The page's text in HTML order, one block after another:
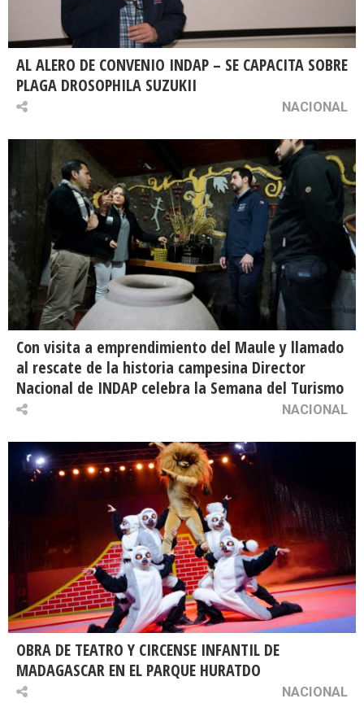
AL ALERO DE CONVENIO INDAP – SE CAPACITA SOBRE
PLAGA DROSOPHILA SUZUKII
NACIONAL
Con visita a emprendimiento del Maule y llamado
al rescate de la historia campesina Director
Nacional de INDAP celebra la Semana del Turismo
NACIONAL
OBRA DE TEATRO Y CIRCENSE INFANTIL DE
MADAGASCAR EN EL PARQUE HURATDO
NACIONAL